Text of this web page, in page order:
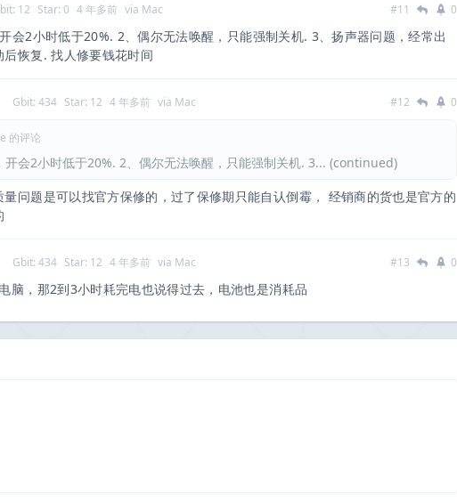
12 Star: 0 4 年多前 via Mac #11 0
会2小时低于20%. 2、偶尔无法唤醒，只能强制关机. 3、扬声器问题，经常出
后恢复. 找人修要钱花时间
Gbit: 434 Star: 12 4 年多前 via Mac #12 0
的评论
开会2小时低于20%. 2、偶尔无法唤醒，只能强制关机. 3... (continued)
量问题是可以找官方保修的，过了保修期只能自认倒霉， 经销商的货也是官方的
Gbit: 434 Star: 12 4 年多前 via Mac #13 0
脑，那2到3小时耗完电也说得过去，电池也是消耗品